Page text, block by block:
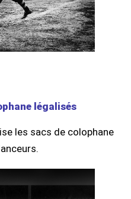
légalisés
les sacs de colophane